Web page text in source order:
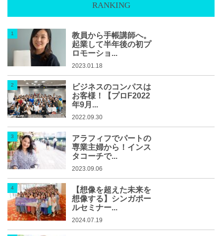
RANKING
教員から手帳講師へ。
起業して半年後の初プ
ロモーショ...
2023.01.18
ビジネスのコンパスは
お客様！【プロF2022
年9月...
2022.09.30
アラフィフでパートの
専業主婦から！インス
タコーチで...
2023.09.06
【想像を超えた未来を
想像する】シンガポー
ルセミナー...
2024.07.19